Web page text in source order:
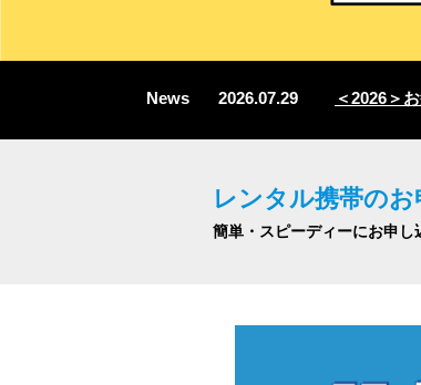
News 2026.07.29 ＜2026＞
レンタル携帯のお
簡単・スピーディーにお申し